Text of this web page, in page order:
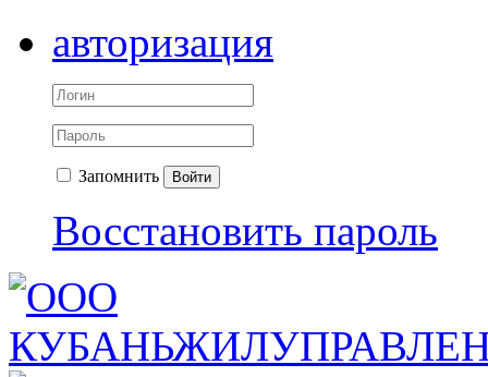
авторизация
Запомнить Войти
Восстановить пароль